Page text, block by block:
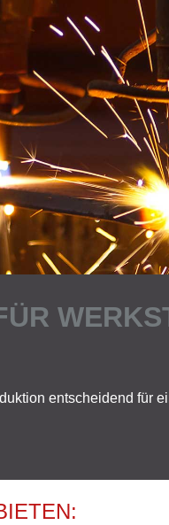
entscheidend für